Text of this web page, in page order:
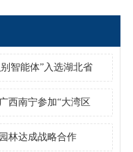
智能体”入选湖北省
西南宁参加“大湾区
林达成战略合作